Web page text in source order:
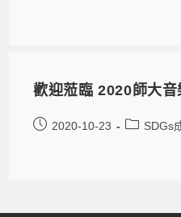
歡迎蒞臨 2020師大
2020-10-23 SDGs